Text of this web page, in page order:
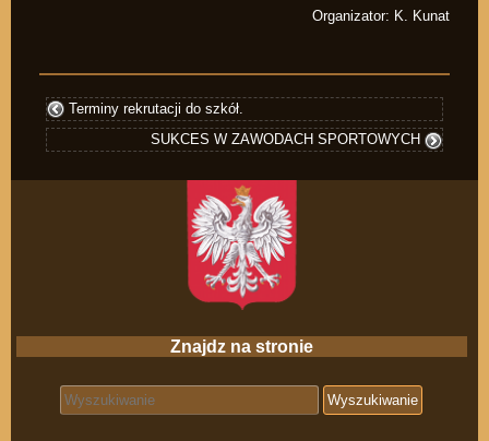
Organizator: K. Kunat
Terminy rekrutacji do szkół.
SUKCES W ZAWODACH SPORTOWYCH
Znajdz na stronie
Search for: